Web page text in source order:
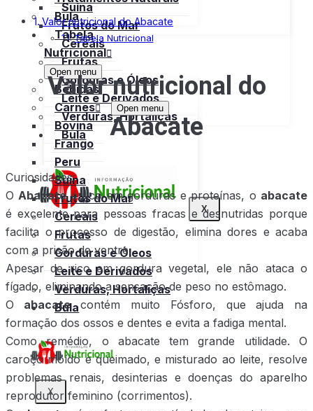
Suína
Frutos do Mar
Cereais
Frutas
Gorduras e Óleos
Leite e Derivados
Verduras, Hortaliças
Bula
X
Bula
Tabela
Nutricional
Open menu
Bebidas
Carnes
Open menu
Bovina
Frango
Peru
Suína
Frutos do Mar
Cereais
Frutas
Gorduras e Óleos
Leite e Derivados
Verduras, Hortaliças
Bula
X
Valor nutricional do Abacate
Tabela Nutricional
Valor nutricional do
Abacate
Curiosidades:
OAbacateé rico em gorduras e proteínas, o abacate
é excelente para pessoas fracas e desnutridas porque
facilita o processo de digestão, elimina dores e acaba
com a prisão de ventre.
Apesar de rico em gordura vegetal, ele não ataca o
fígado, eliminando a sensação de peso no estômago.
O abacatecontém muito Fósforo, que ajuda na
formação dos ossos e dentes e evita a fadiga mental.
Como remédio, o abacate tem grande utilidade. O
caroço moído e queimado, e misturado ao leite, resolve
problemas renais, desinterias e doenças do aparelho
reprodutor feminino (corrimentos).